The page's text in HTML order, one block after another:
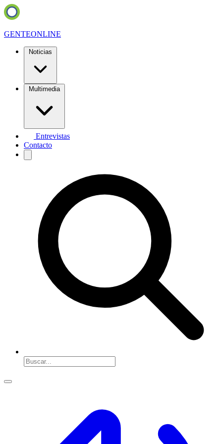
GENTEONLINE
Noticias
Multimedia
Entrevistas
Contacto